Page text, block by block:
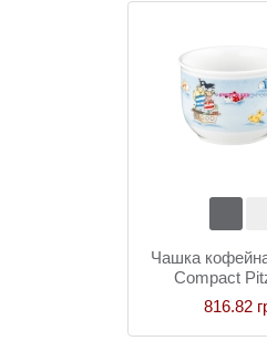
Чашка
Compact
816.82